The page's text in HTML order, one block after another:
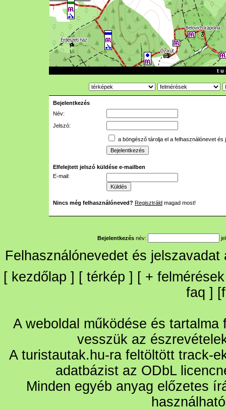
t u
Bejelentkezés
Név:
Jelszó:
a böngésző tárolja el a felhasználónevet és
Elfelejtett jelszó küldése e-mailben
E-mail:
Nincs még felhasználóneved? Regisztráld magad most!
Bejelentkezés név:
Felhasználónevedet és
[ kezdőlap ] [ térkép ] [ + felmérések
faq ] [
A weboldal működése és
vesszük az
A turistautak.hu-ra feltöltött track-
adatbázist az ODbL
Minden egyéb anyag előzetes